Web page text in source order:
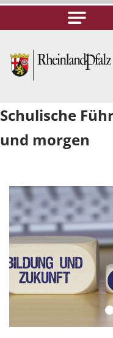
Schulische
und morgen